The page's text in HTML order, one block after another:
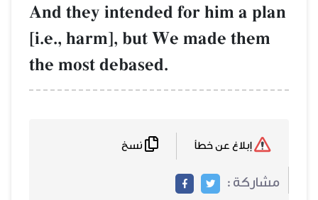
And they intended for him a plan
[i.e., harm], but We made them
the most debased.
مشاركة :